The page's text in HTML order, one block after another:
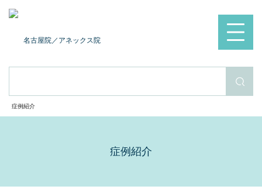
症例紹介
名古屋院／アネックス院
症例紹介